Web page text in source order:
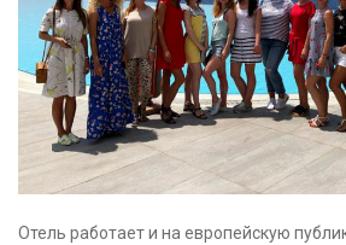
Отель работает и на европейскую